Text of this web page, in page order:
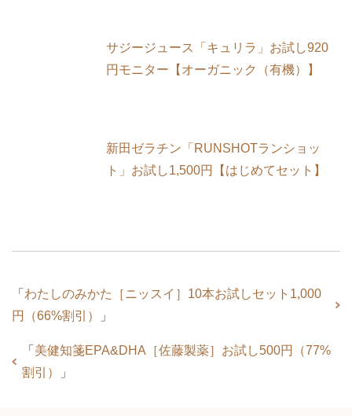
サジージュース「キュリラ」お試し920
円モニター【オーガニック（有機）】
新田ゼラチン「RUNSHOTランショッ
ト」お試し1,500円【はじめてセット】
「 わたしのみかた［ニッスイ］10本お試しセット1,000
円（66%割引）
」
「 美健知箋EPA&DHA［佐藤製薬］お試し500円（77%
割引）
」